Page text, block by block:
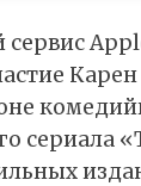
сериала